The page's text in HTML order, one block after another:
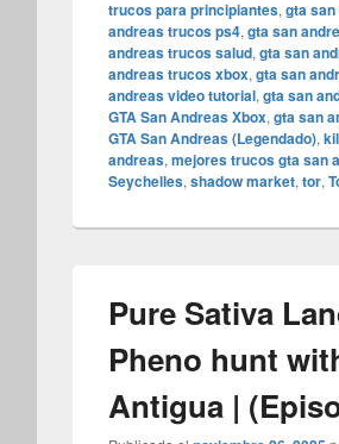
trucos para principiantes, gta
andreas trucos ps4, gta san
andreas trucos salud, gta san
andreas trucos xbox, gta san
andreas video tutorial, gta san
GTA San Andreas Xbox, gta san
GTA San Andreas (Legendado),
andreas, mejores trucos gta san
Seychelles, shadow market, tor,
Pure Sativa
Pheno hunt
Antigua |